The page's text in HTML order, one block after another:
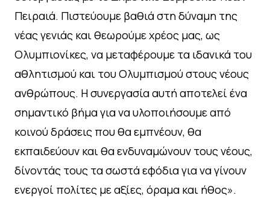
Πειραιά. Πιστεύουμε βαθιά στη δύναμη της
νέας γενιάς και θεωρούμε χρέος μας, ως
Ολυμπιονίκες, να μεταφέρουμε τα ιδανικά του
αθλητισμού και του Ολυμπισμού στους νέους
ανθρώπους. Η συνεργασία αυτή αποτελεί ένα
σημαντικό βήμα για να υλοποιήσουμε από
κοινού δράσεις που θα εμπνέουν, θα
εκπαιδεύουν και θα ενδυναμώνουν τους νέους,
δίνοντάς τους τα σωστά εφόδια για να γίνουν
ενεργοί πολίτες με αξίες, όραμα και ήθος».